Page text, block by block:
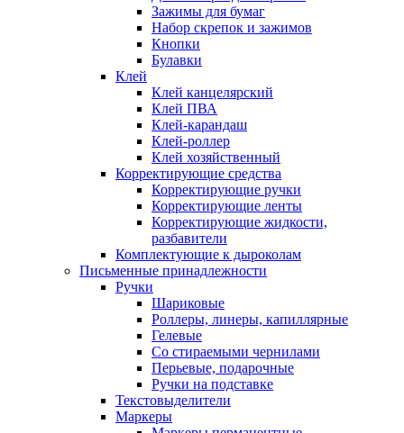
Зажимы для бумаг
Набор скрепок и зажимов
Кнопки
Булавки
Клей
Клей канцелярский
Клей ПВА
Клей-карандаш
Клей-роллер
Клей хозяйственный
Корректирующие средства
Корректирующие ручки
Корректирующие ленты
Корректирующие жидкости,
разбавители
Комплектующие к дыроколам
Письменные принадлежности
Ручки
Шариковые
Роллеры, линеры, капиллярные
Гелевые
Со стираемыми чернилами
Перьевые, подарочные
Ручки на подставке
Текстовыделители
Маркеры